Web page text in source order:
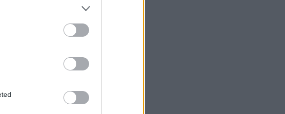
Grov misshandel
Kristdemokraterna
Michael Pålsson
Moderaterna Mord
Nilsson-Larancuent